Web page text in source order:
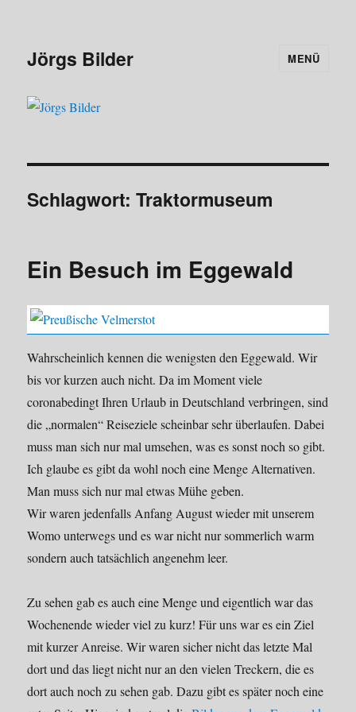
Jörgs Bilder MENÜ
Schlagwort:Traktormuseum
Ein Besuch im Eggewald
Wahrscheinlich kennen die wenigsten den Eggewald. Wir
bis vor kurzen auch nicht. Da im Moment viele
coronabedingt Ihren Urlaub in Deutschland verbringen, sind
die „normalen“ Reiseziele scheinbar sehr überlaufen. Dabei
muss man sich nur mal umsehen, was es sonst noch so gibt.
Ich glaube es gibt da wohl noch eine Menge Alternativen.
Man muss sich nur mal etwas Mühe geben.
Wir waren jedenfalls Anfang August wieder mit unserem
Womo unterwegs und es war nicht nur sommerlich warm
sondern auch tatsächlich angenehm leer.
Zu sehen gab es auch eine Menge und eigentlich war das
Wochenende wieder viel zu kurz! Für uns war es ein Ziel
mit kurzer Anreise. Wir waren sicher nicht das letzte Mal
dort und das liegt nicht nur an den vielen Treckern, die es
dort auch noch zu sehen gab. Dazu gibt es später noch eine